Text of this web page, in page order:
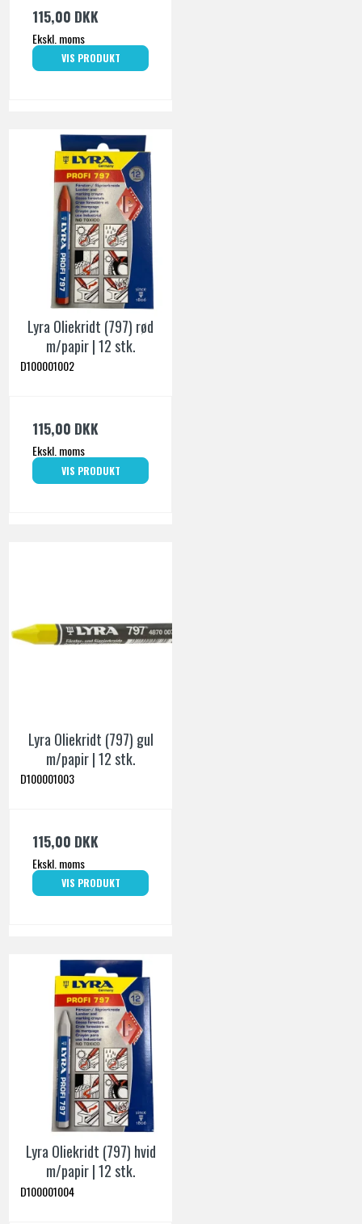
115,00 DKK
Ekskl. moms
VIS PRODUKT
Lyra Oliekridt (797) rød
m/papir | 12 stk.
D100001002
115,00 DKK
Ekskl. moms
VIS PRODUKT
Lyra Oliekridt (797) gul
m/papir | 12 stk.
D100001003
115,00 DKK
Ekskl. moms
VIS PRODUKT
Lyra Oliekridt (797) hvid
m/papir | 12 stk.
D100001004